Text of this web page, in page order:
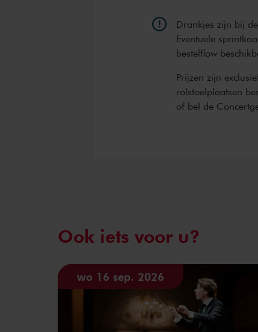
Drankjes zijn bij
Eventuele
bestelflow
Prijzen zijn
rolstoelplaatsen
of bel de
Ook iets voor u?
wo 16 sep. 2026